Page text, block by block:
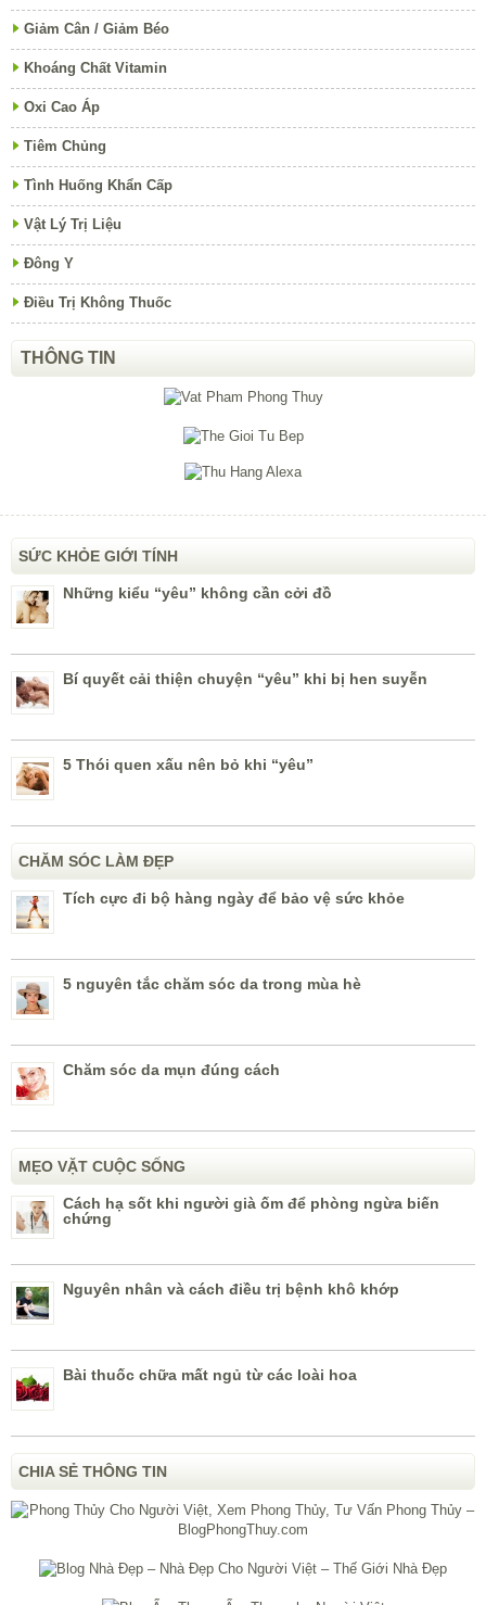
Giảm Cân / Giảm Béo
Khoáng Chất Vitamin
Oxi Cao Áp
Tiêm Chủng
Tình Huống Khẩn Cấp
Vật Lý Trị Liệu
Đông Y
Điều Trị Không Thuốc
THÔNG TIN
SỨC KHỎE GIỚI TÍNH
Những kiểu “yêu” không cần cởi đồ
Bí quyết cải thiện chuyện “yêu” khi bị hen suyễn
5 Thói quen xấu nên bỏ khi “yêu”
CHĂM SÓC LÀM ĐẸP
Tích cực đi bộ hàng ngày để bảo vệ sức khỏe
5 nguyên tắc chăm sóc da trong mùa hè
Chăm sóc da mụn đúng cách
MẸO VẶT CUỘC SỐNG
Cách hạ sốt khi người già ốm để phòng ngừa biến
chứng
Nguyên nhân và cách điều trị bệnh khô khớp
Bài thuốc chữa mất ngủ từ các loài hoa
CHIA SẺ THÔNG TIN